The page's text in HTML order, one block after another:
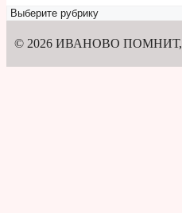
Рубрикатор
© 2026 ИВАНОВО ПОМНИТ,